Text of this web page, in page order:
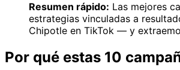
Resumen rápido: Las mejores
estrategias vinculadas a
Chipotle en TikTok — y
Por qué estas 10